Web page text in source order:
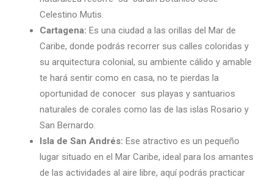
Celestino Mutis.
Cartagena: Es una ciudad a las orillas del Mar de
Caribe, donde podrás recorrer sus calles coloridas y
su arquitectura colonial, su ambiente cálido y amable
te hará sentir como en casa, no te pierdas la
oportunidad de conocer sus playas y santuarios
naturales de corales como las de las islas Rosario y
San Bernardo.
Isla de San Andrés: Ese atractivo es un pequeño
lugar situado en el Mar Caribe, ideal para los amantes
de las actividades al aire libre, aquí podrás practicar